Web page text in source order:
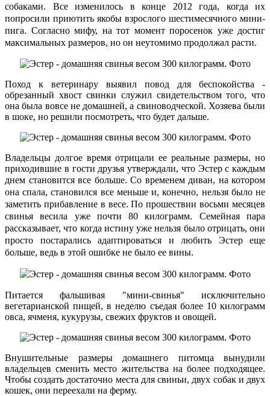
собаками. Все изменилось в конце 2012 года, когда их
попросили приютить якобы взрослого шестимесячного мини-
пига. Согласно мифу, на тот момент поросенок уже достиг
максимальных размеров, но он неутомимо продолжал расти.
Поход к ветеринару выявил повод для беспокойства -
обрезанный хвост свинки служил свидетельством того, что
она была вовсе не домашней, а свиноводческой. Хозяева были
в шоке, но решили посмотреть, что будет дальше.
Владельцы долгое время отрицали ее реальные размеры, но
приходившие в гости друзья утверждали, что Эстер с каждым
днем становится все больше. Со временем диван, на котором
она спала, становился все меньше и, конечно, нельзя было не
заметить прибавление в весе. По прошествии восьми месяцев
свинья весила уже почти 80 килограмм. Семейная пара
рассказывает, что когда истину уже нельзя было отрицать, они
просто постарались адаптироваться и любить Эстер еще
больше, ведь в этой ошибке не было ее вины.
Питается фальшивая "мини-свинья" исключительно
вегетарианской пищей, в неделю съедая более 10 килограмм
овса, ячменя, кукурузы, свежих фруктов и овощей.
Внушительные размеры домашнего питомца вынудили
владельцев сменить место жительства на более подходящее.
Чтобы создать достаточно места для свиньи, двух собак и двух
кошек, они переехали на ферму.